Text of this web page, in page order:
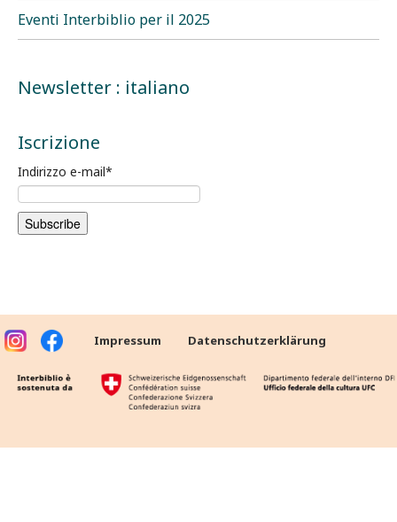
Eventi Interbiblio per il 2025
Newsletter : italiano
Iscrizione
Indirizzo e-mail*
Impressum Datenschutzerklärung